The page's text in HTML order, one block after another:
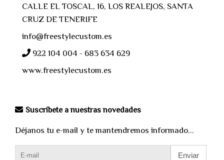
CALLE EL TOSCAL, 16, LOS REALEJOS, SANTA
CRUZ DE TENERIFE
info@freestylecustom.es
922 104 004 - 683 634 629
www.freestylecustom.es
Suscríbete a nuestras novedades
Déjanos tu e-mail y te mantendremos informado...
Enviar